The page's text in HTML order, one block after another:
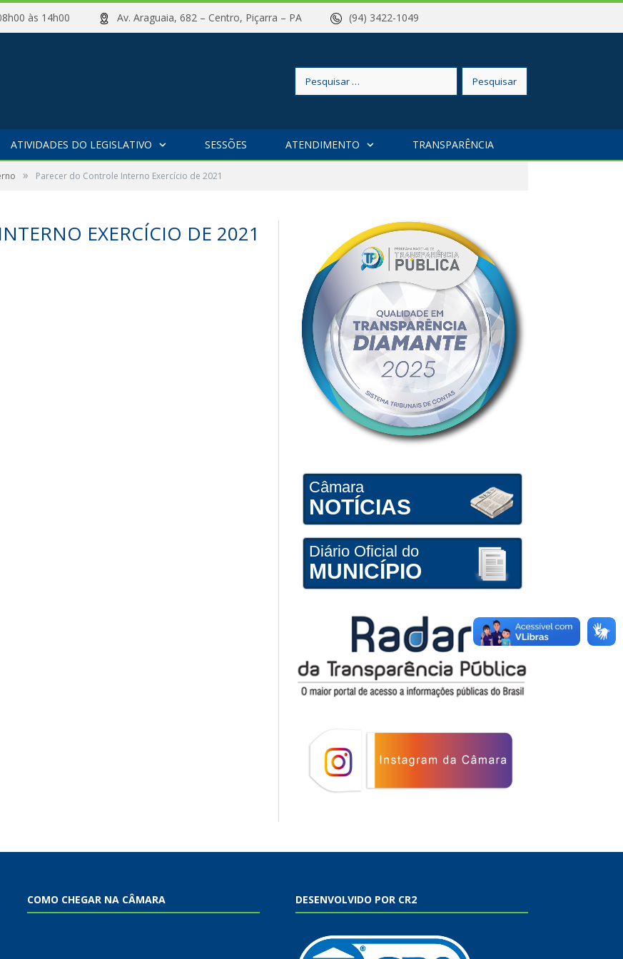
08h00 às 14h00 Av. Araguaia, 682 – Centro, Piçarra – PA (94) 3422-1049
Pesquisar
ATIVIDADES DO LEGISLATIVO SESSÕES ATENDIMENTO TRANSPARÊNCIA
» Parecer do Controle Interno Exercício de 2021
EXERCÍCIO DE 2021
Câmara
NOTÍCIAS
Diário Oficial do
MUNICÍPIO
COMO CHEGAR NA CÂMARA DESENVOLVIDO POR CR2